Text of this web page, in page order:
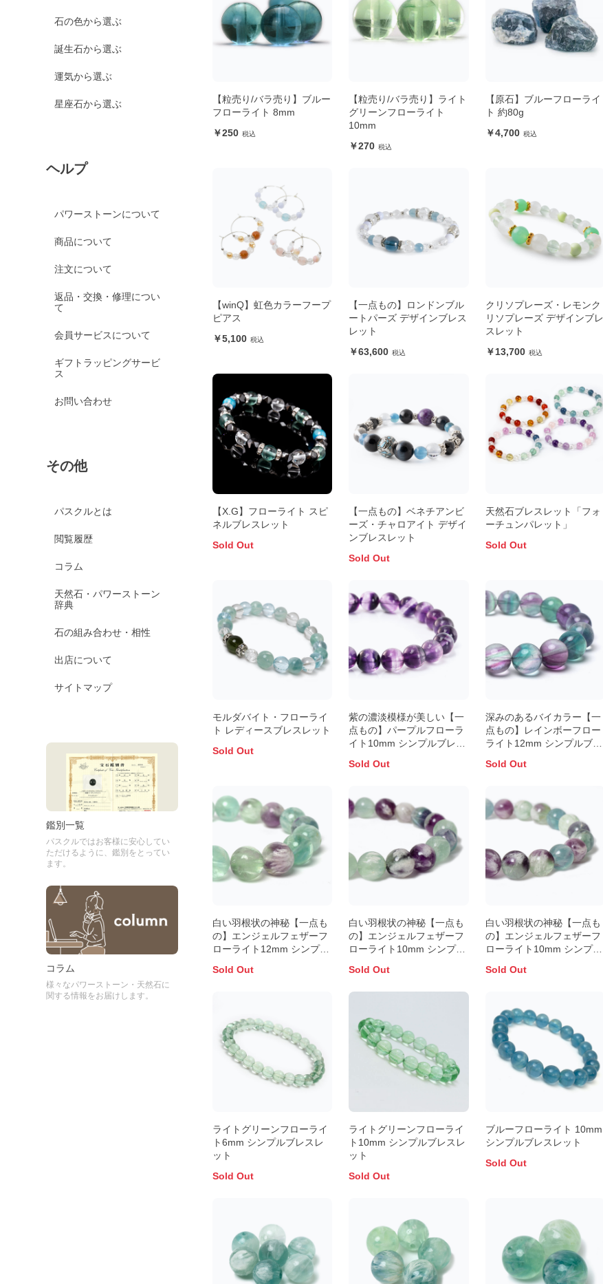
石の色から選ぶ
誕生石から選ぶ
運気から選ぶ
星座石から選ぶ
ヘルプ
パワーストーンについて
商品について
注文について
返品・交換・修理につい
て
会員サービスについて
ギフトラッピングサービ
ス
お問い合わせ
その他
パスクルとは
閲覧履歴
コラム
天然石・パワーストーン
辞典
石の組み合わせ・相性
出店について
サイトマップ
鑑別一覧
パスクルではお客様に安心してい
ただけるように、鑑別をとってい
ます。
コラム
様々なパワーストーン・天然石に
関する情報をお届けします。
【粒売り/バラ売り】ブルー
フローライト 8mm
250
【粒売り/バラ売り】ライト
グリーンフローライト
10mm
270
【原石】ブルーフローライ
ト 約80g
4,700
【winQ】虹色カラーフープ
ピアス
5,100
【一点もの】ロンドンブル
ートパーズ デザインブレス
レット
63,600
クリソプレーズ・レモンク
リソプレーズ デザインブレ
スレット
13,700
【X.G】フローライト スピ
ネルブレスレット
Sold Out
【一点もの】ベネチアンビ
ーズ・チャロアイト デザイ
ンブレスレット
Sold Out
天然石ブレスレット「フォ
ーチュンパレット」
Sold Out
モルダバイト・フローライ
ト レディースブレスレット
Sold Out
紫の濃淡模様が美しい【一
点もの】パープルフローラ
イト10mm シンプルブレス
Sold Out
深みのあるバイカラー【一
点もの】レインボーフロー
ライト12mm シンプルブレ
Sold Out
白い羽根状の神秘【一点も
の】エンジェルフェザーフ
ローライト12mm シンプル
Sold Out
白い羽根状の神秘【一点も
の】エンジェルフェザーフ
ローライト10mm シンプル
Sold Out
白い羽根状の神秘【一点も
の】エンジェルフェザーフ
ローライト10mm シンプル
Sold Out
ライトグリーンフローライ
ト6mm シンプルブレスレ
ット
Sold Out
ライトグリーンフローライ
ト10mm シンプルブレスレ
ット
Sold Out
ブルーフローライト 10mm
シンプルブレスレット
Sold Out